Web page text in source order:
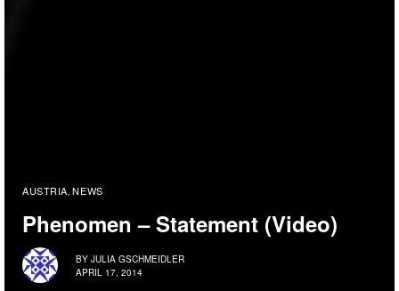
AUSTRIA, NEWS
Phenomen – Statement (Video)
BY JULIA GSCHMEIDLER
APRIL 17, 2014